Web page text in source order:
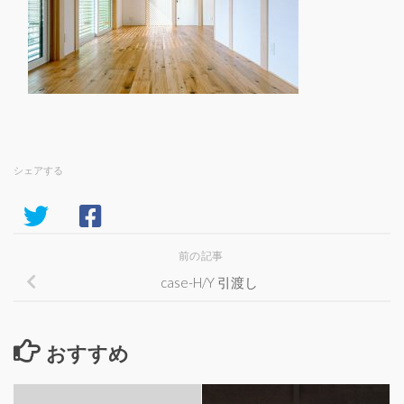
シェアする
前の記事
case-H/Y 引渡し
おすすめ